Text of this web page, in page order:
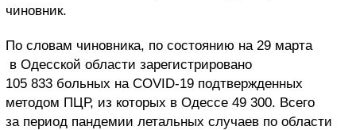
чиновник.
По словам чиновника, по состоянию на 29 марта
в Одесской области зарегистрировано
105 833 больных на COVID-19 подтвержденных
методом ПЦР, из которых в Одессе 49 300. Всего
за период пандемии летальных случаев по области